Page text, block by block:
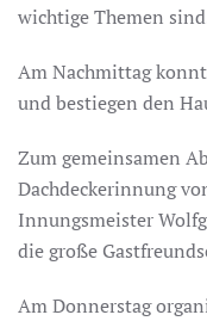
wichtige Themen
Am Nachmittag
und bestiegen den
Zum gemeinsamen
Dachdeckerinnung
Innungsmeister
die große
Am Donnerstag